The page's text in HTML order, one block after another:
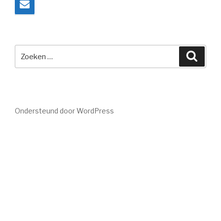
naar:
Ondersteund door WordPress